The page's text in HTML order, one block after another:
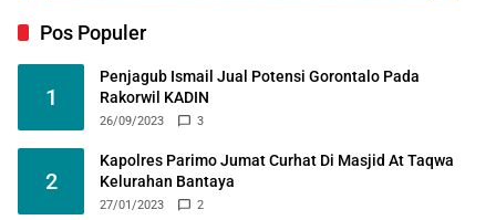
Pos Populer
1
Penjagub Ismail Jual Potensi Gorontalo Pada
Rakorwil KADIN
26/09/2023 3
2
Kapolres Parimo Jumat Curhat Di Masjid At Taqwa
Kelurahan Bantaya
27/01/2023 2